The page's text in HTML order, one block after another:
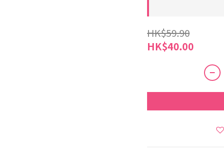
HK$59.90
HK$40.00